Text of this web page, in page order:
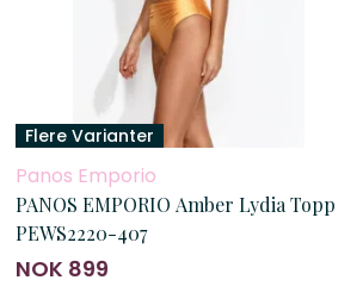
Flere Varianter
Panos Emporio
PANOS EMPORIO Amber Lydia Topp
PEWS2220-407
NOK 899